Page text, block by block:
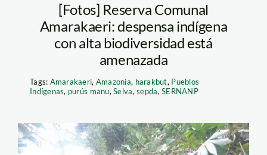
[Fotos] Reserva Comunal
Amarakaeri: despensa indígena
con alta biodiversidad está
amenazada
Tags: Amarakaeri, Amazonía, harakbut, Pueblos
Indígenas, purús manu,Selva,sepda,SERNANP